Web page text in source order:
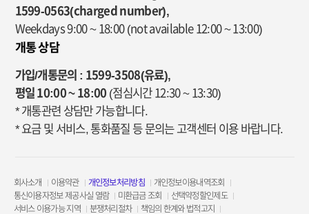
1599-0563(charged number),
Weekdays 9:00 ~ 18:00 (not available 12:00 ~ 13:00)
개통 상담
가입/개통문의 : 1599-3508(유료),
평일 10:00 ~ 18:00 (점심시간 12:30 ~ 13:30)
* 개통관련 상담만 가능합니다.
* 요금 및 서비스, 통화품질 등 문의는 고객센터 이용 바랍니다.
회사소개 이용약관 개인정보처리방침
개인정보이용내역조회
통신이용자정보 제공사실 열람
미환급금 조회
선택약정할인제도
서비스 이용가능 지역
분쟁처리절차 책임의 한계와 법적고지